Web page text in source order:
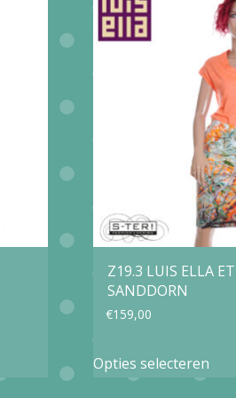
kan
op
de
Z19.3 LUIS ELLA
SANDDORN
€159,00
Opties selecteren